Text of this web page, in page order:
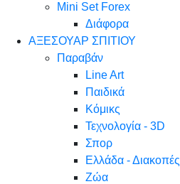
Mini Set Forex
Διάφορα
ΑΞΕΣΟΥΑΡ ΣΠΙΤΙΟΥ
Παραβάν
Line Art
Παιδικά
Κόμικς
Τεχνολογία - 3D
Σπορ
Ελλάδα - Διακοπές
Ζώα